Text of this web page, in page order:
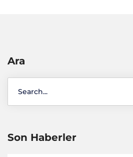
Ara
Son Haberler